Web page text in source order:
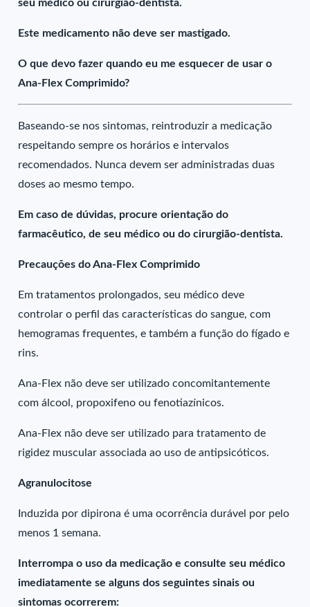
seu médico ou cirurgião-dentista.
Este medicamento não deve ser mastigado.
O que devo fazer quando eu me esquecer de usar o
Ana-Flex Comprimido?
Baseando-se nos sintomas, reintroduzir a medicação
respeitando sempre os horários e intervalos
recomendados. Nunca devem ser administradas duas
doses ao mesmo tempo.
Em caso de dúvidas, procure orientação do
farmacêutico, de seu médico ou do cirurgião-dentista.
Precauções do Ana-Flex Comprimido
Em tratamentos prolongados, seu médico deve
controlar o perfil das características do sangue, com
hemogramas frequentes, e também a função do fígado e
rins.
Ana-Flex não deve ser utilizado concomitantemente
com álcool, propoxifeno ou fenotiazínicos.
Ana-Flex não deve ser utilizado para tratamento de
rigidez muscular associada ao uso de antipsicóticos.
Agranulocitose
Induzida por dipirona é uma ocorrência durável por pelo
menos 1 semana.
Interrompa o uso da medicação e consulte seu médico
imediatamente se alguns dos seguintes sinais ou
sintomas ocorrerem: